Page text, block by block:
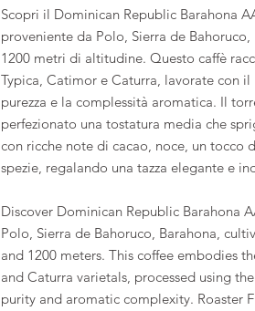
Scopri il Dominican Republic Barahona
proveniente da Polo, Sierra de
1200 metri di altitudine. Questo caffè
Typica, Catimor e Caturra, lavorate con
purezza e la complessità aromatica. Il
perfezionato una tostatura media che
con ricche note di cacao, noce, un tocco
spezie, regalando una tazza elegante e
Discover Dominican Republic Barahona
Polo, Sierra de Bahoruco, Barahona,
and 1200 meters. This coffee embodies
and Caturra varietals, processed using
purity and aromatic complexity. Roaster